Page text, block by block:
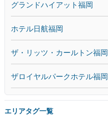
グランドハイアット福岡
ホテル日航福岡
ザ・リッツ・カールトン福岡
ザロイヤルパークホテル福岡
エリアタグ一覧